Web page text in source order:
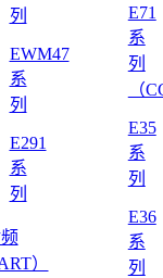
列
EWM47
系
列
E291
系
列
E71
系
列
（
E35
系
列
E36
系
列